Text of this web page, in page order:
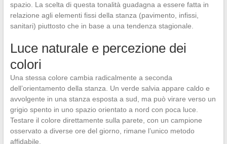
spazio. La scelta di questa tonalità guadagna a essere fatta in
relazione agli elementi fissi della stanza (pavimento, infissi,
sanitari) piuttosto che in base a una tendenza stagionale.
Luce naturale e percezione dei
colori
Una stessa colore cambia radicalmente a seconda
dell’orientamento della stanza. Un verde salvia appare caldo e
avvolgente in una stanza esposta a sud, ma può virare verso un
grigio spento in uno spazio orientato a nord con poca luce.
Testare il colore direttamente sulla parete, con un campione
osservato a diverse ore del giorno, rimane l’unico metodo
affidabile.